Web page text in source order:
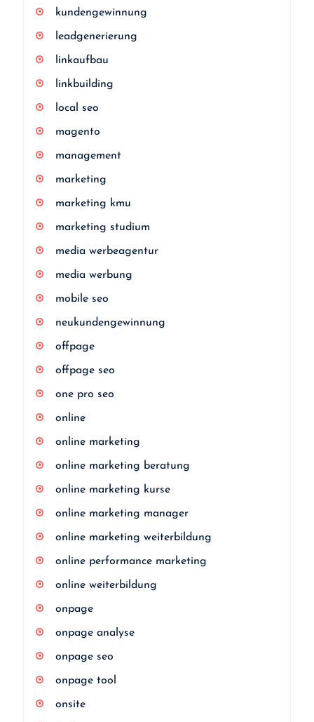
kundengewinnung
leadgenerierung
linkaufbau
linkbuilding
local seo
magento
management
marketing
marketing kmu
marketing studium
media werbeagentur
media werbung
mobile seo
neukundengewinnung
offpage
offpage seo
one pro seo
online
online marketing
online marketing beratung
online marketing kurse
online marketing manager
online marketing weiterbildung
online performance marketing
online weiterbildung
onpage
onpage analyse
onpage seo
onpage tool
onsite